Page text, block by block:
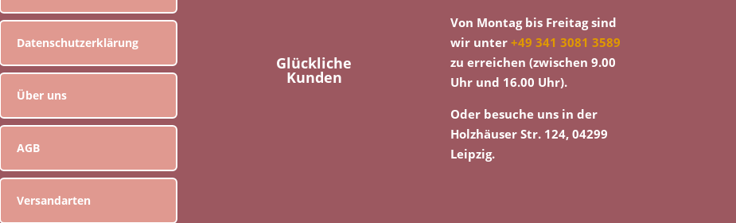
Datenschutzerklärung
Über uns
AGB
Versandarten
Glückliche
Kunden
Von Montag bis Freitag sind
wir unter+49 341 3081 3589
zu erreichen (zwischen 9.00
Uhr und 16.00 Uhr).
Oder besuche uns in der
Holzhäuser Str. 124, 04299
Leipzig.